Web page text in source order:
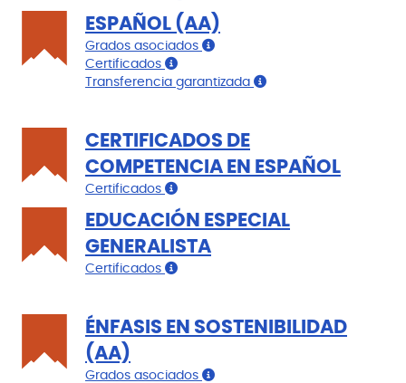
ESPAÑOL (AA)
Grados asociados
Certificados
Transferencia garantizada
CERTIFICADOS DE
COMPETENCIA EN ESPAÑOL
Certificados
EDUCACIÓN ESPECIAL
GENERALISTA
Certificados
ÉNFASIS EN SOSTENIBILIDAD
(AA)
Grados asociados